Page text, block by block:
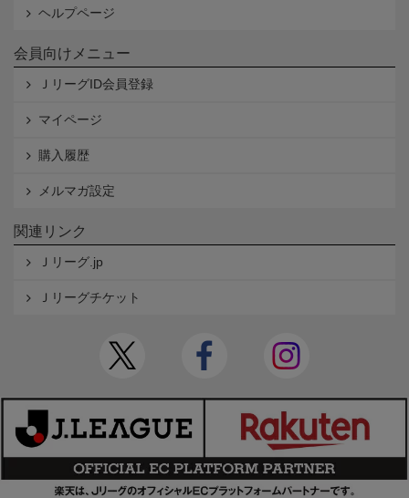
ヘルプページ
会員向けメニュー
ＪリーグID会員登録
マイページ
購入履歴
メルマガ設定
関連リンク
Ｊリーグ.jp
Ｊリーグチケット